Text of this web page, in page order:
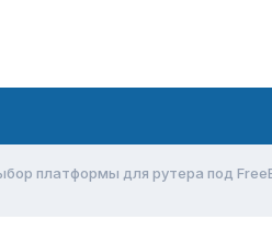
платформы для рутера под